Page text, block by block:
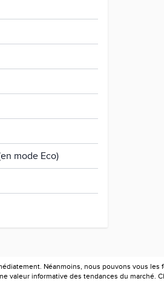
mode Eco)
Néanmoins, nous pouvons vous
valeur informative des tendances du